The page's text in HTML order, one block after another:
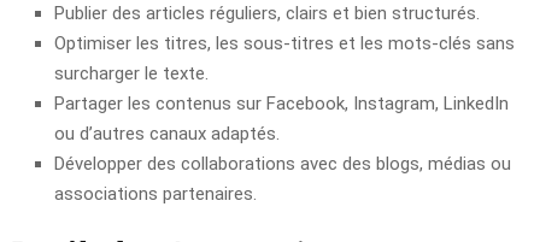
Publier des articles réguliers, clairs et bien structurés.
Optimiser les titres, les sous-titres et les mots-clés sans
surcharger le texte.
Partager les contenus sur Facebook, Instagram, LinkedIn
ou d’autres canaux adaptés.
Développer des collaborations avec des blogs, médias ou
associations partenaires.